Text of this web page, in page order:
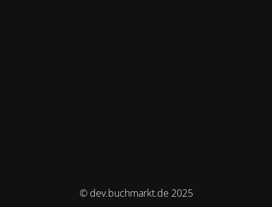
© dev.buchmarkt.de 2025